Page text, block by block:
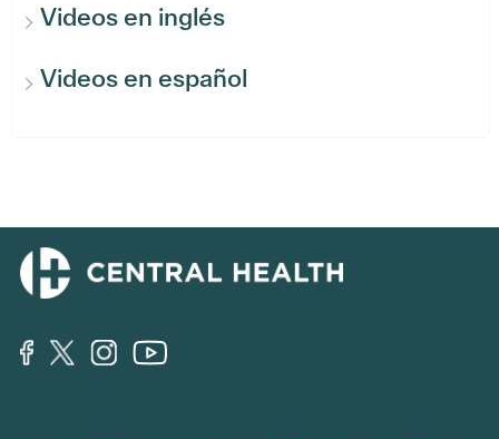
Videos en inglés
Videos en español